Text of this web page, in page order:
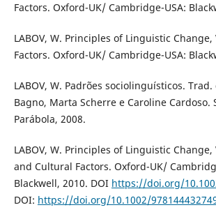
Factors. Oxford-UK/ Cambridge-USA:
LABOV, W. Principles of Linguistic Change,
Factors. Oxford-UK/ Cambridge-USA:
LABOV, W. Padrões sociolinguísticos.
Bagno, Marta Scherre e Caroline Cardoso.
Parábola, 2008.
LABOV, W. Principles of Linguistic
and Cultural Factors. Oxford-UK/
Blackwell, 2010. DOI https://doi.org/
DOI: https://doi.org/10.1002/